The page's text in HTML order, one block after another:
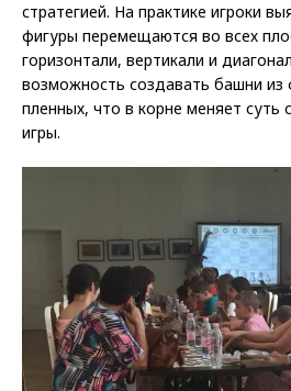
стратегией. На практике игроки
фигуры перемещаются во всех
горизонтали, вертикали и
возможность создавать башни из
пленных, что в корне меняет суть
игры.